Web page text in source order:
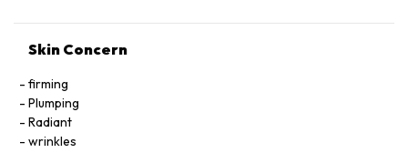
Skin Concern
firming
Plumping
Radiant
wrinkles